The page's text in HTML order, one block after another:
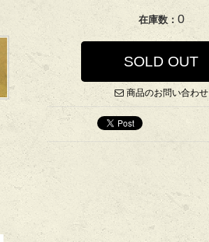
在庫数： 0
SOLD OUT
商品のお問い合わせ